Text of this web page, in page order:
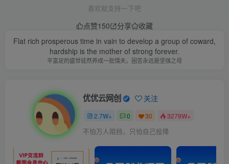
喜欢就支持一下吧
点赞150 分享
收藏
Flat rich prosperous time in vain to develop a group of coward,
hardship is the mother of strong forever.
平富足的盛世徒然养成一批懦夫，困苦永远是坚强之母
优优云网创 关注
2.7W+ 0 30 3279W+
不怕万人阻挡，只怕自己投降